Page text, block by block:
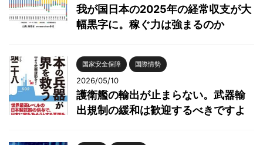
我が国日本の2025年の経常収支が大
幅黒字に。稼ぐ力は強まるのか
国家安全保障 国際情勢
2026/05/10
護衛艦の輸出が止まらない。武器輸
出規制の緩和は歓迎するべきですよ